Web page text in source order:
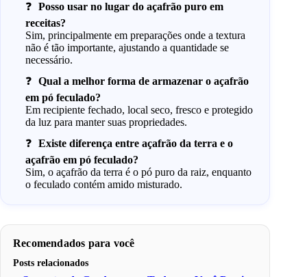
Posso usar no lugar do açafrão puro em
receitas?
Sim, principalmente em preparações onde a textura
não é tão importante, ajustando a quantidade se
necessário.
Qual a melhor forma de armazenar o açafrão
em pó feculado?
Em recipiente fechado, local seco, fresco e protegido
da luz para manter suas propriedades.
Existe diferença entre açafrão da terra e o
açafrão em pó feculado?
Sim, o açafrão da terra é o pó puro da raiz, enquanto
o feculado contém amido misturado.
Recomendados para você
Posts relacionados